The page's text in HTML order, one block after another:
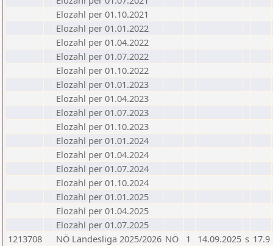
Elozahl per 01.10.2021
Elozahl per 01.01.2022
Elozahl per 01.04.2022
Elozahl per 01.07.2022
Elozahl per 01.10.2022
Elozahl per 01.01.2023
Elozahl per 01.04.2023
Elozahl per 01.07.2023
Elozahl per 01.10.2023
Elozahl per 01.01.2024
Elozahl per 01.04.2024
Elozahl per 01.07.2024
Elozahl per 01.10.2024
Elozahl per 01.01.2025
Elozahl per 01.04.2025
Elozahl per 01.07.2025
1213708
NÖ Landesliga 2025/2026 NÖ 1 14.09.2025 s 17.9